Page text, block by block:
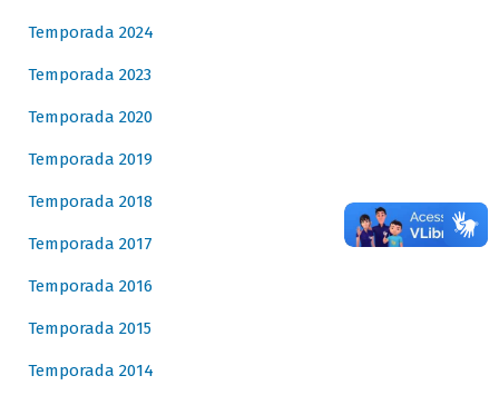
Temporada 2024
Temporada 2023
Temporada 2020
Temporada 2019
Temporada 2018
Temporada 2017
Temporada 2016
Temporada 2015
Temporada 2014